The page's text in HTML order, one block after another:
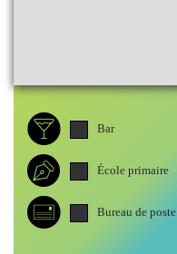
Bar
École primaire
Bureau de poste